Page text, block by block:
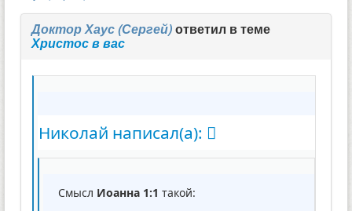
Доктор Хаус (Сергей)ответил в теме
Христос в вас
Николай написал(а):
Смысл Иоанна 1:1 такой: